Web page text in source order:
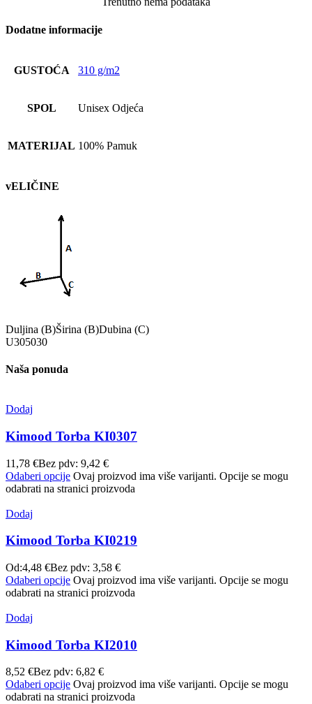
Dodatne informacije
GUSTOĆA 310 g/m2
SPOL Unisex Odjeća
MATERIJAL 100% Pamuk
vELIČINE
Duljina (B)Širina (B)Dubina (C)
U305030
Naša ponuda
Dodaj
Kimood Torba KI0307
11,78 €Bez pdv: 9,42 €
Odaberi opcije Ovaj proizvod ima više varijanti. Opcije se mogu
odabrati na stranici proizvoda
Dodaj
Kimood Torba KI0219
Od:4,48 €Bez pdv: 3,58 €
Odaberi opcije Ovaj proizvod ima više varijanti. Opcije se mogu
odabrati na stranici proizvoda
Dodaj
Kimood Torba KI2010
8,52 €Bez pdv: 6,82 €
Odaberi opcije Ovaj proizvod ima više varijanti. Opcije se mogu
odabrati na stranici proizvoda